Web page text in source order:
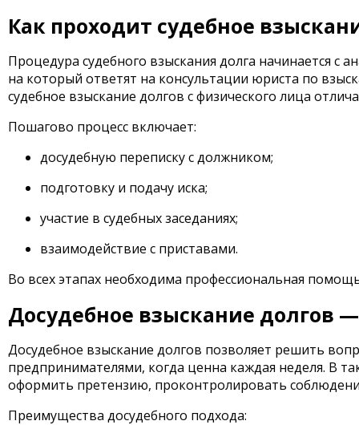
Как проходит судебное
Процедура судебного взыскания долга начинается с
на который ответят на консультации юриста по
судебное взыскание долгов с физического лица
Пошагово процесс включает:
досудебную переписку с должником;
подготовку и подачу иска;
участие в судебных заседаниях;
взаимодействие с приставами.
Во всех этапах необходима профессиональная
Досудебное взыскание долгов
Досудебное взыскание долгов позволяет решить
предпринимателями, когда ценна каждая неделя. В
оформить претензию, проконтролировать
Преимущества досудебного подхода: